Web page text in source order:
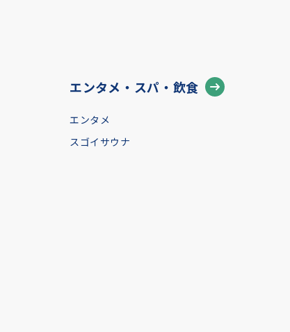
エンタメ・スパ・飲食
エンタメ
スゴイサウナ